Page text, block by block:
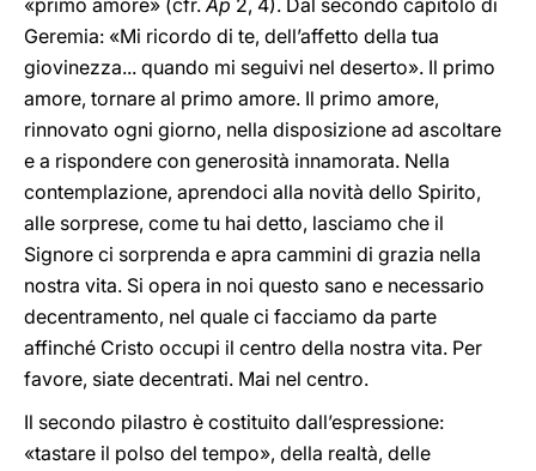
«primo amore» (cfr.Ap 2, 4). Dal secondo capitolo di
Geremia: «Mi ricordo di te, dell’affetto della tua
giovinezza... quando mi seguivi nel deserto». Il primo
amore, tornare al primo amore. Il primo amore,
rinnovato ogni giorno, nella disposizione ad ascoltare
e a rispondere con generosità innamorata. Nella
contemplazione, aprendoci alla novità dello Spirito,
alle sorprese, come tu hai detto, lasciamo che il
Signore ci sorprenda e apra cammini di grazia nella
nostra vita. Si opera in noi questo sano e necessario
decentramento, nel quale ci facciamo da parte
affinché Cristo occupi il centro della nostra vita. Per
favore, siate decentrati. Mai nel centro.
Il secondo pilastro è costituito dall’espressione:
«tastare il polso del tempo», della realtà, delle